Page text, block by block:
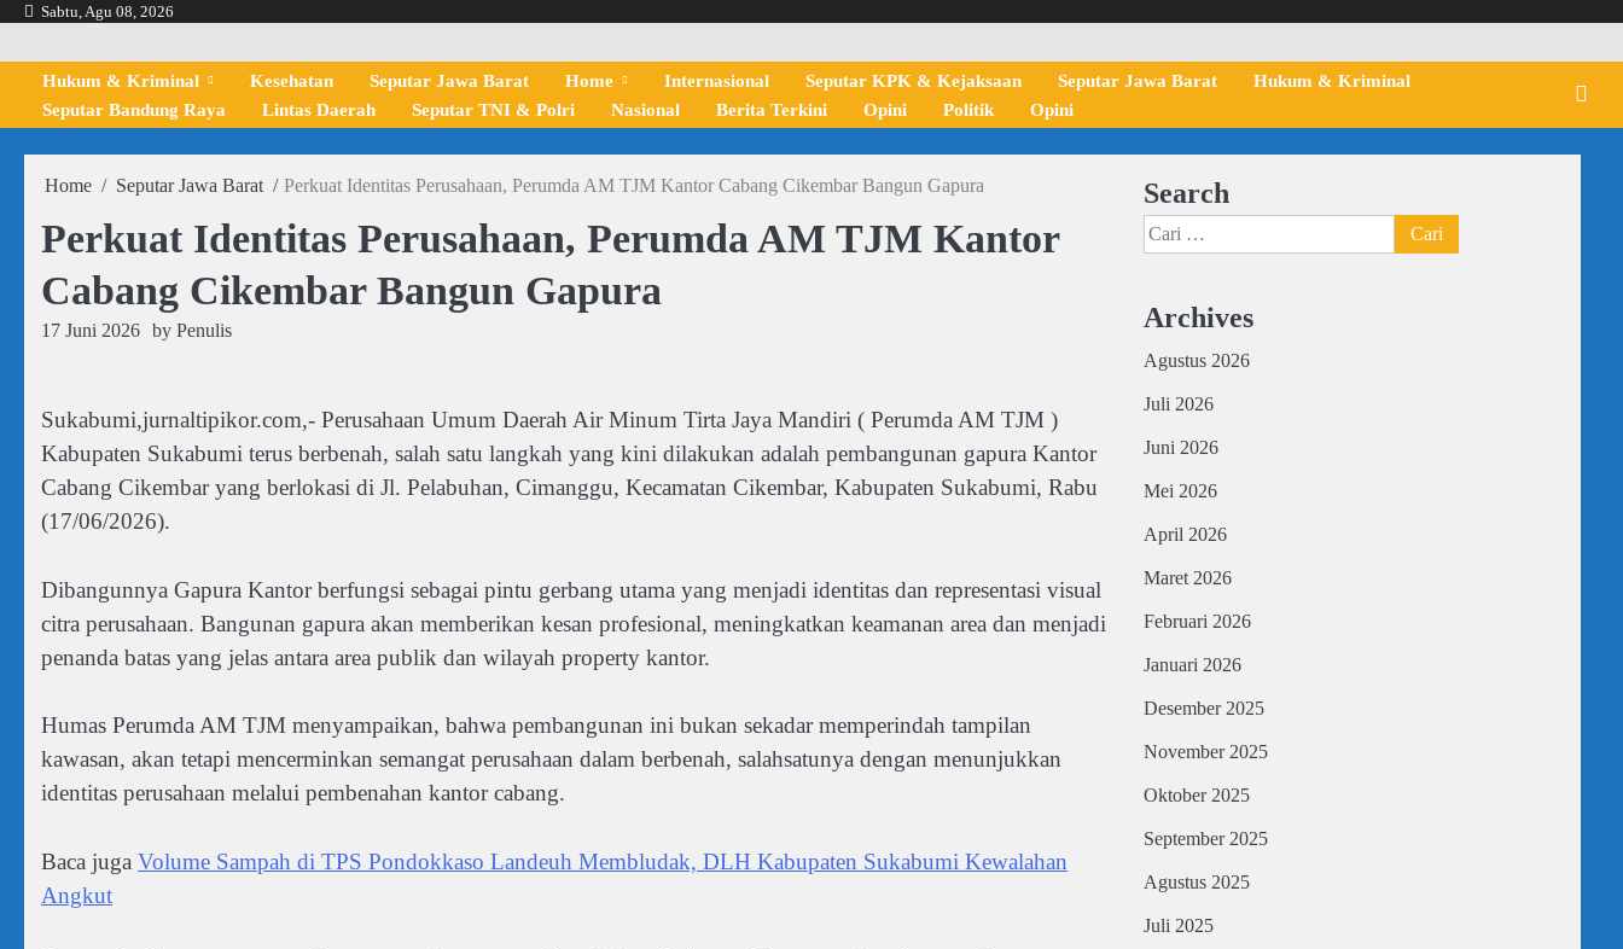
Skip
content
Sabtu, Agu 08, 2026
Hukum & Kriminal Kesehatan Seputar Jawa Barat Home Internasional Seputar KPK & Kejaksaan Seputar Jawa Barat
Hukum & Kriminal
Seputar Bandung Raya
Lintas Daerah Seputar TNI & Polri Nasional Berita Terkini Opini Politik Opini
Home Seputar Jawa Barat Perkuat Identitas Perusahaan, Perumda AM TJM Kantor Cabang Cikembar Bangun Gapura
Perkuat Identitas Perusahaan, Perumda AM TJM Kantor
Cabang Cikembar Bangun Gapura
17 Juni 2026 by Penulis
Sukabumi,jurnaltipikor.com,- Perusahaan Umum Daerah Air Minum Tirta Jaya Mandiri ( Perumda AM TJM )
Kabupaten Sukabumi terus berbenah, salah satu langkah yang kini dilakukan adalah pembangunan gapura Kantor
Cabang Cikembar yang berlokasi di Jl. Pelabuhan, Cimanggu, Kecamatan Cikembar, Kabupaten Sukabumi, Rabu
(17/06/2026).
Dibangunnya Gapura Kantor berfungsi sebagai pintu gerbang utama yang menjadi identitas dan representasi visual
citra perusahaan. Bangunan gapura akan memberikan kesan profesional, meningkatkan keamanan area dan menjadi
penanda batas yang jelas antara area publik dan wilayah property kantor.
Humas Perumda AM TJM menyampaikan, bahwa pembangunan ini bukan sekadar memperindah tampilan
kawasan, akan tetapi mencerminkan semangat perusahaan dalam berbenah, salahsatunya dengan menunjukkan
identitas perusahaan melalui pembenahan kantor cabang.
Baca juga Volume Sampah di TPS Pondokkaso Landeuh Membludak, DLH Kabupaten Sukabumi Kewalahan
Angkut
Search
Cari
untuk:
Archives
Agustus 2026
Juli 2026
Juni 2026
Mei 2026
April 2026
Maret 2026
Februari 2026
Januari 2026
Desember 2025
November 2025
Oktober 2025
September 2025
Agustus 2025
Juli 2025